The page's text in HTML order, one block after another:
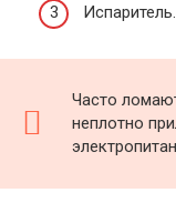
Испаритель.
Часто
неплотно